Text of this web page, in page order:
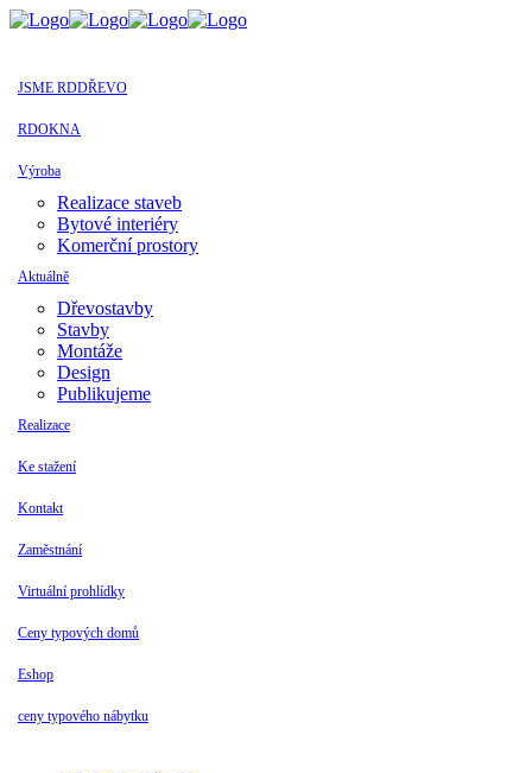
JSME RDDŘEVO
RDOKNA
Výroba
Realizace staveb
Bytové interiéry
Komerční prostory
Aktuálně
Dřevostavby
Stavby
Montáže
Design
Publikujeme
Realizace
Ke stažení
Kontakt
Zaměstnání
Virtuální prohlídky
Ceny typových domů
Eshop
ceny typového nábytku